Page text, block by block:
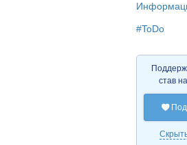
#ToDo
став
